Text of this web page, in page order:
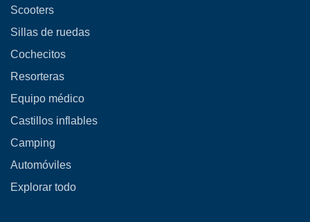
Scooters
Sillas de ruedas
Cochecitos
Resorteras
Equipo médico
Castillos inflables
Camping
Automóviles
Explorar todo